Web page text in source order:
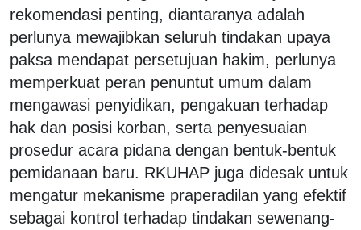
rekomendasi penting, diantaranya adalah
perlunya mewajibkan seluruh tindakan upaya
paksa mendapat persetujuan hakim, perlunya
memperkuat peran penuntut umum dalam
mengawasi penyidikan, pengakuan terhadap
hak dan posisi korban, serta penyesuaian
prosedur acara pidana dengan bentuk-bentuk
pemidanaan baru. RKUHAP juga didesak untuk
mengatur mekanisme praperadilan yang efektif
sebagai kontrol terhadap tindakan sewenang-